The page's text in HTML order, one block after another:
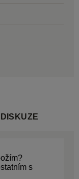
DISKUZE
s